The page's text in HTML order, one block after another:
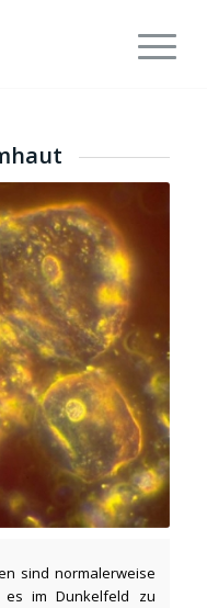
sind normalerweise
es im Dunkelfeld zu